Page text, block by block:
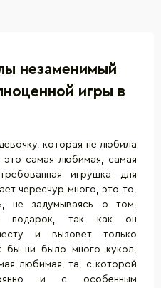
незаменимый
игры в
которая не любила
это самая любимая, самая
игрушка для
чересчур много, это то,
не задумываясь о том,
подарок, так как он
и вызовет только
бы ни было много кукол,
любимая, та, с которой
и с особенным